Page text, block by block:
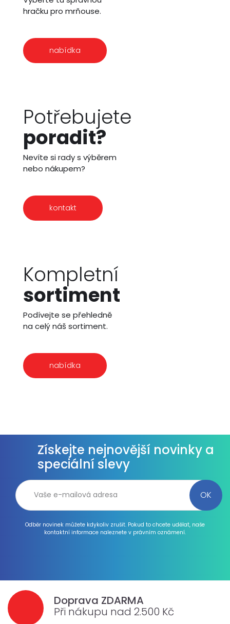
hračku pro mrňouse.
nabídka
Potřebujete
poradit?
Nevíte si rady s výběrem
nebo nákupem?
kontakt
Kompletní
sortiment
Podívejte se přehledně
na celý náš sortiment.
nabídka
Získejte nejnovější novinky a
speciální slevy
Odběr novinek můžete kdykoliv zrušit. Pokud to chcete udělat, naše
kontaktní informace naleznete v právním oznámení.
Doprava ZDARMA
Při nákupu nad 2.500 Kč